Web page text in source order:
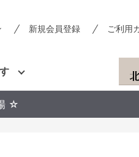
新規会員登録 ご利用
☆